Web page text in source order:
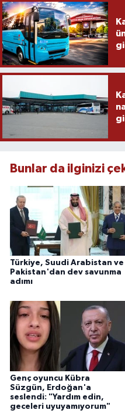
Bunlar da ilginizi
Türkiye, Suudi Arabistan ve
Pakistan'dan dev savunma
adımı
Genç oyuncu Kübra
Süzgün, Erdoğan'a
seslendi: "Yardım edin,
geceleri uyuyamıyorum"